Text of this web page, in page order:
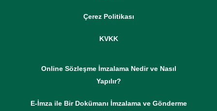
Çerez Politikası
KVKK
Online Sözleşme İmzalama Nedir ve Nasıl
Yapılır?
E-İmza ile Bir Dokümanı İmzalama ve Gönderme